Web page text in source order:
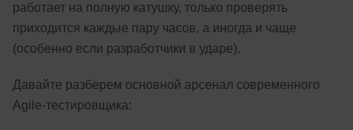
работает на полную катушку, только проверять
приходится каждые пару часов, а иногда и чаще
(особенно если разработчики в ударе).
Давайте разберем основной арсенал современного
Agile-тестировщика: